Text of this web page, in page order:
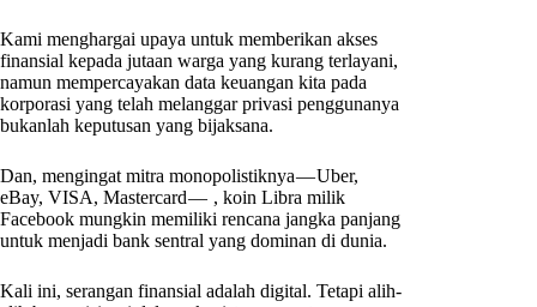
Kami menghargai upaya untuk memberikan akses
finansial kepada jutaan warga yang kurang terlayani,
namun mempercayakan data keuangan kita pada
korporasi yang telah melanggar privasi penggunanya
bukanlah keputusan yang bijaksana.
Dan, mengingat mitra monopolistiknya — Uber,
eBay, VISA, Mastercard — , koin Libra milik
Facebook mungkin memiliki rencana jangka panjang
untuk menjadi bank sentral yang dominan di dunia.
Kali ini, serangan finansial adalah digital. Tetapi alih-